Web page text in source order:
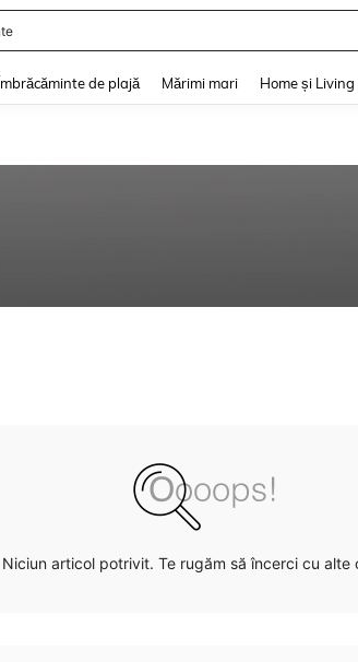
de plajă Mărimi mari Home și Living
Niciun articol potrivit. Te rugăm să încerci cu alte